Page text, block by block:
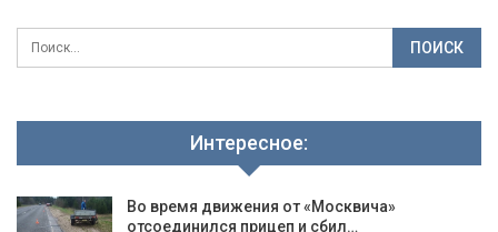
Интересное:
Во время движения от «Москвича»
отсоединился прицеп и сбил…